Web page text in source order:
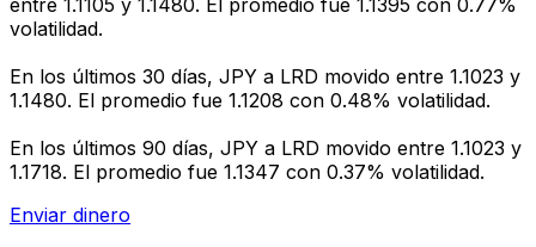
entre 1.1105 y 1.1480. El promedio fue 1.1395 con 0.77%
volatilidad.
En los últimos 30 días, JPY a LRD movido entre 1.1023 y
1.1480. El promedio fue 1.1208 con 0.48% volatilidad.
En los últimos 90 días, JPY a LRD movido entre 1.1023 y
1.1718. El promedio fue 1.1347 con 0.37% volatilidad.
Enviar dinero